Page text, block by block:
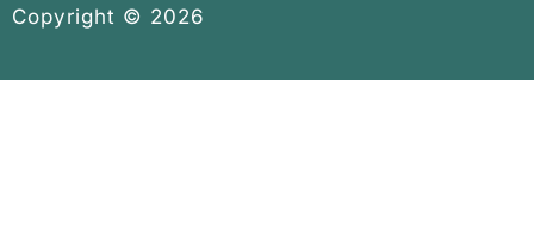
Copyright © 2026